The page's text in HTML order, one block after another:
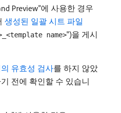
Preview"에 사용한 경우
생성된 일괄 시트 파일
name>")을 게시
유효성 검사를 하지 않았
전에 확인할 수 있습니